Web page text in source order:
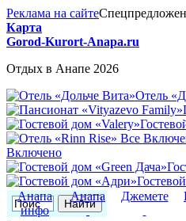
Реклама на сайте
Карта
Gorod-Kurort-Anapa.ru
Отдых в Анапе 2026
Отель
Включено
Анапа
инфо
Анапа Джемете